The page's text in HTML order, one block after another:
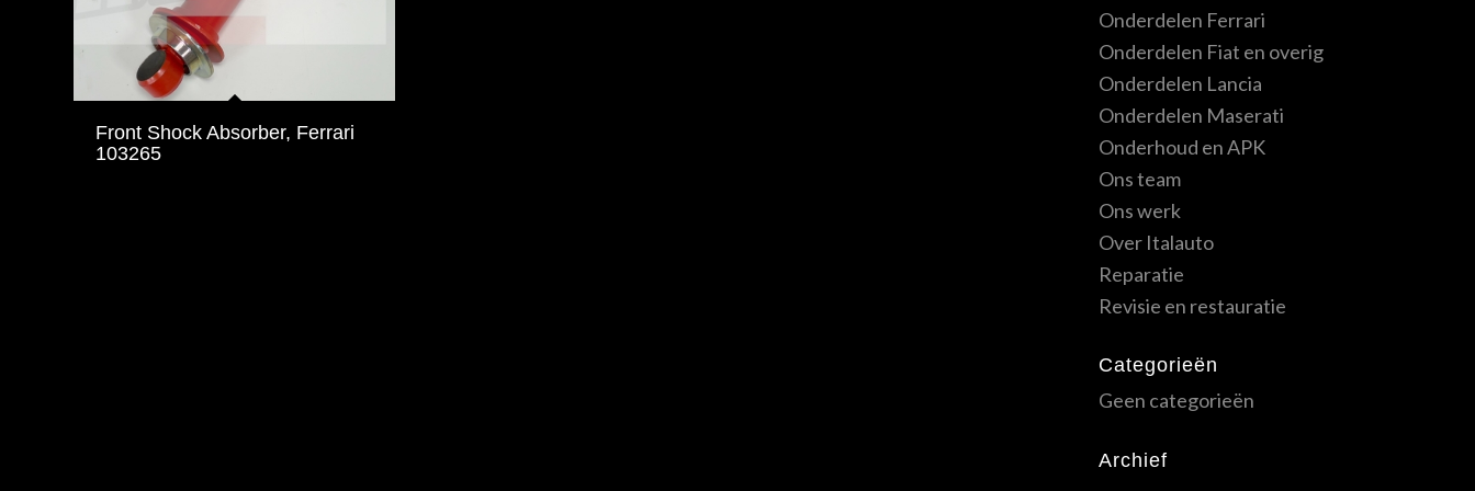
Front Shock Absorber, Ferrari
103265
Onderdelen Ferrari
Onderdelen Fiat en overig
Onderdelen Lancia
Onderdelen Maserati
Onderhoud en APK
Ons team
Ons werk
Over Italauto
Reparatie
Revisie en restauratie
Categorieën
Geen categorieën
Archief